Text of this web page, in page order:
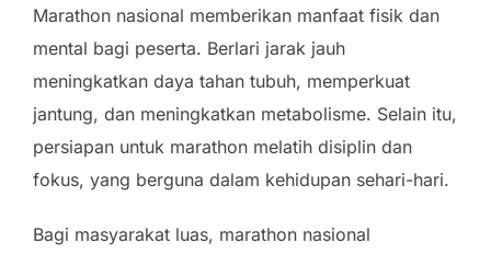
Marathon nasional memberikan manfaat fisik dan
mental bagi peserta. Berlari jarak jauh
meningkatkan daya tahan tubuh, memperkuat
jantung, dan meningkatkan metabolisme. Selain itu,
persiapan untuk marathon melatih disiplin dan
fokus, yang berguna dalam kehidupan sehari-hari.
Bagi masyarakat luas, marathon nasional